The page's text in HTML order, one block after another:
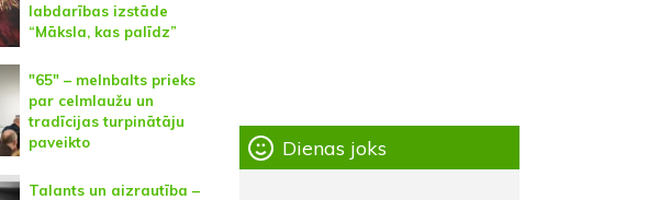
labdarības izstāde
“Māksla, kas palīdz”
"65" – melnbalts prieks
par celmlaužu un
tradīcijas turpinātāju
paveikto
Talants un aizrautība –
Dienas joks